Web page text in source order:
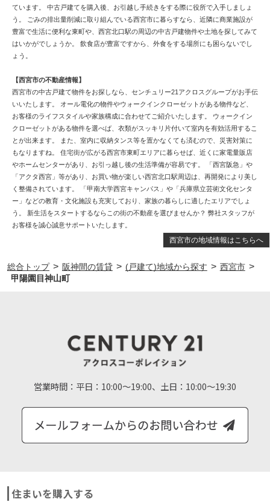
西宮市の地域情報はこちらへ
ています。 中古戸建てを購入後、お引越し手続きをする際に役所で入手しましょ
う。 ごみの排出量削減に取り組んでいる西宮市に暮らすなら、近隣に商業施設が
豊富で生活に便利な東町や、西宮北口駅の周辺の中古戸建物件や土地を探してみて
はいかがでしょうか。 飲食店が豊富ですから、外食をする場所にも困らないでし
ょう。
【西宮市の不動産情報】
西宮市の中古戸建て物件をお探しなら、センチュリー21アクロスグループがお手伝
いいたします。 オール電化の物件やウォークインクローゼットがある物件など、
お客様のライフスタイルや家族構成に合わせてご紹介いたします。 ウォークイン
クローゼットがある物件を選べば、衣類がスッキリ片付いて室内を有効活用するこ
とが出来ます。 また、室内に収納タンス等を置かなくても済むので、災害対策に
もなりますね。 住宅街が広がる西宮市東町エリアに暮らせば、近くに家電量販店
やホームセンターがあり、お引っ越し後の生活準備が容易です。 「西宮阪急」や
「アクタ西宮」等があり、お買い物が楽しい西宮北口駅周辺は、再開発により美し
く整備されています。 「甲南大学西宮キャンパス」や「兵庫県立芸術文化センタ
ー」などの教育・文化施設も充実しており、家族の暮らしに適したエリアでしょ
う。 新生活をスタートするならこの街の不動産を選びませんか？ 弊社スタッフが
お客様を誠心誠意サポートいたします。
総合トップ > 阪神間の賃貸 > (戸建て)地域から探す > 西宮市 >
甲陽園目神山町
営業時間： 平日：10:00～19:00、土日：10:00～19:30
住まいを購入する